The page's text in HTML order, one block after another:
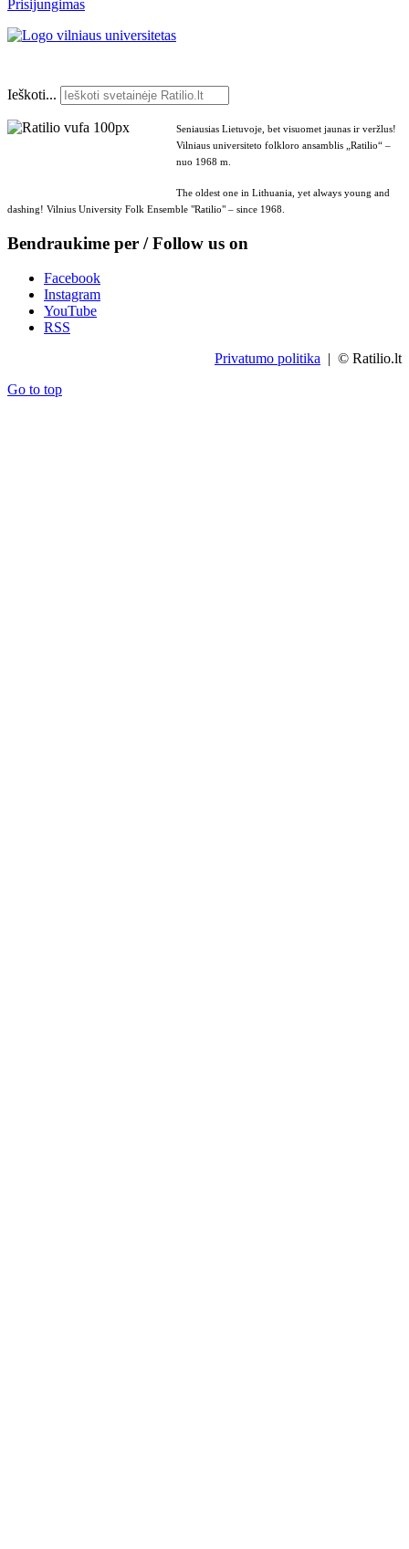
Prisijungimas
Ieškoti...
Seniausias Lietuvoje, bet visuomet jaunas ir veržlus!
Vilniaus universiteto folkloro ansamblis „Ratilio“ –
nuo 1968 m.
The oldest one in Lithuania, yet always young and
dashing! Vilnius University Folk Ensemble "Ratilio" – since 1968.
Bendraukime per / Follow us on
Facebook
Instagram
YouTube
RSS
Privatumo politika | © Ratilio.lt
Go to top